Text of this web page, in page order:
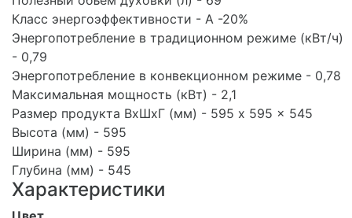
Класс энергоэффективности - А -20%
Энергопотребление в традиционном режиме (кВт/ч)
- 0,79
Энергопотребление в конвекционном режиме - 0,78
Максимальная мощность (кВт) - 2,1
Размер продукта ВхШхГ (мм) - 595 x 595 x 545
Высота (мм) - 595
Ширина (мм) - 595
Глубина (мм) - 545
Характеристики